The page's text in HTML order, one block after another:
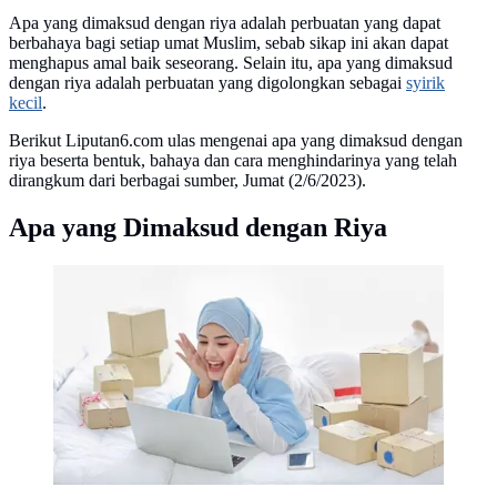
Apa yang dimaksud dengan riya adalah perbuatan yang dapat
berbahaya bagi setiap umat Muslim, sebab sikap ini akan dapat
menghapus amal baik seseorang. Selain itu, apa yang dimaksud
dengan riya adalah perbuatan yang digolongkan sebagai syirik
kecil.
Berikut Liputan6.com ulas mengenai apa yang dimaksud dengan
riya beserta bentuk, bahaya dan cara menghindarinya yang telah
dirangkum dari berbagai sumber, Jumat (2/6/2023).
Apa yang Dimaksud dengan Riya